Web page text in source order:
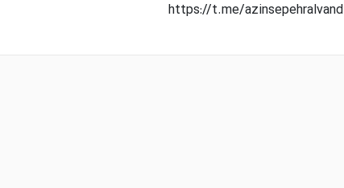
https://t.me/azinsepehralvand